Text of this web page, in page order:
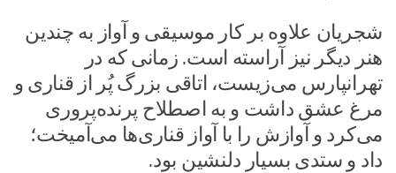
شجریان علاوه بر کار موسیقی و آواز به چندین
هنر دیگر نیز آراسته است. زمانی که در
تهرانپارس می‌زیست، اتاقی بزرگ پُر از قناری و
مرغ عشق داشت و به اصطلاح پرنده‌پروری
می‌کرد و آوازش را با آواز قناری‌ها می‌آمیخت؛
داد و ستدی بسیار دلنشین بود.